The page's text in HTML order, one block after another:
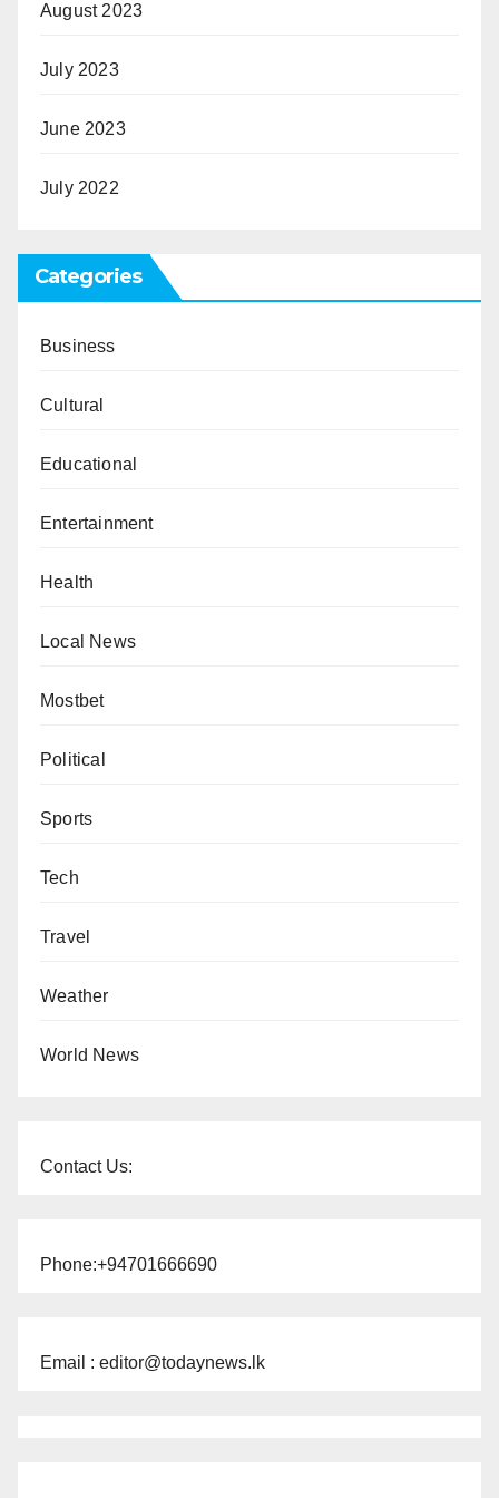
August 2023
July 2023
June 2023
July 2022
Categories
Business
Cultural
Educational
Entertainment
Health
Local News
Mostbet
Political
Sports
Tech
Travel
Weather
World News
Contact Us:
Phone:+94701666690
Email : editor@todaynews.lk